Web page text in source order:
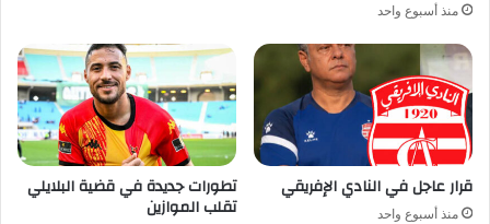
منذ أسبوع واحد
قرار عاجل في النادي الإفريقي
منذ أسبوع واحد
تطورات جديدة في قضية البلايلي
تقلب الموازين